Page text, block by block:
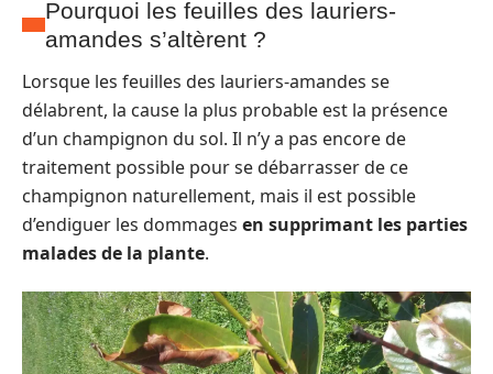
Pourquoi les feuilles des lauriers-
amandes s’altèrent ?
Lorsque les feuilles des lauriers-amandes se
délabrent, la cause la plus probable est la présence
d’un champignon du sol. Il n’y a pas encore de
traitement possible pour se débarrasser de ce
champignon naturellement, mais il est possible
d’endiguer les dommages en supprimant les parties
malades de la plante.